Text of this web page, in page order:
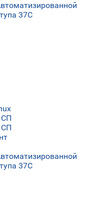
37С
Операционная система Альт СП
Операционная система Альт СП
37С